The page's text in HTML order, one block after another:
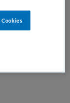
welzijn